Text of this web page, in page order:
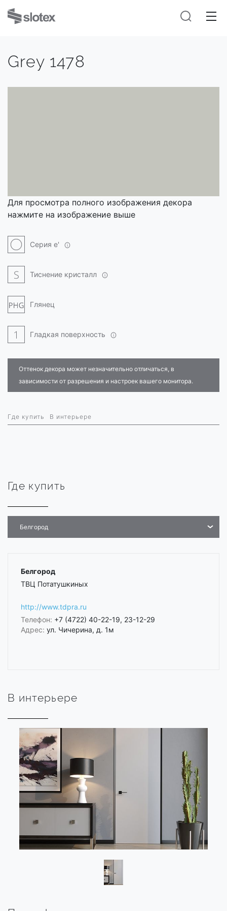
Grey 1478
Для просмотра полного изображения декора
нажмите на изображение выше
Серия e'
Тиснение кристалл
Глянец
Гладкая поверхность
Оттенок декора может незначительно отличаться, в
зависимости от разрешения и настроек вашего монитора.
Где купить В интерьере
Где купить
Белгород
Белгород
ТВЦ Потатушкиных
http://www.tdpra.ru
Телефон: +7 (4722) 40-22-19, 23-12-29
Адрес: ул. Чичерина, д. 1м
В интерьере